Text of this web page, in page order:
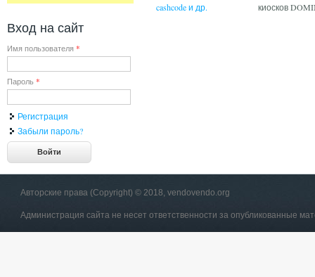
cashcode и др.
киосков
Вход на сайт
Имя пользователя *
Пароль *
Регистрация
Забыли пароль?
Авторские права (Copyright) © 2018, vendovendo.org
Администрация сайта не несет ответственности за опубликованные